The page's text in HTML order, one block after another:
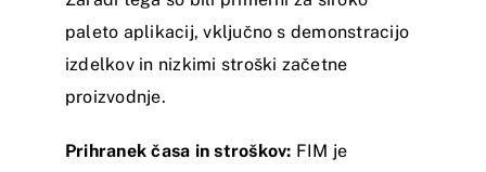
paleto aplikacij, vključno s demonstracijo
izdelkov in nizkimi stroški začetne
proizvodnje.
Prihranek časa in stroškov: FIM je